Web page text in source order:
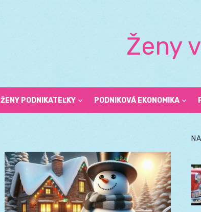
Ženy
ŽENY PODNIKATEĽKY PODNIKOVÁ EKONOMIKA